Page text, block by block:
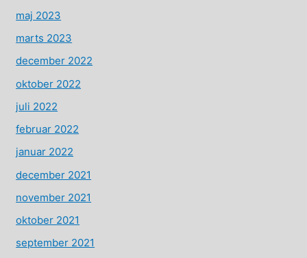
maj 2023
marts 2023
december 2022
oktober 2022
juli 2022
februar 2022
januar 2022
december 2021
november 2021
oktober 2021
september 2021